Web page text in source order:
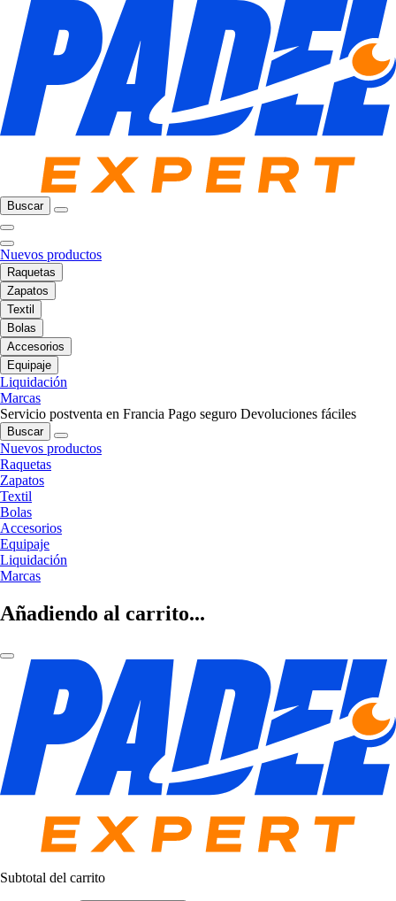
Buscar
Nuevos productos
Raquetas
Zapatos
Textil
Bolas
Accesorios
Equipaje
Liquidación
Marcas
Servicio postventa en Francia Pago seguro Devoluciones fáciles
Buscar
Nuevos productos
Raquetas
Zapatos
Textil
Bolas
Accesorios
Equipaje
Liquidación
Marcas
Añadiendo al carrito...
Subtotal del carrito